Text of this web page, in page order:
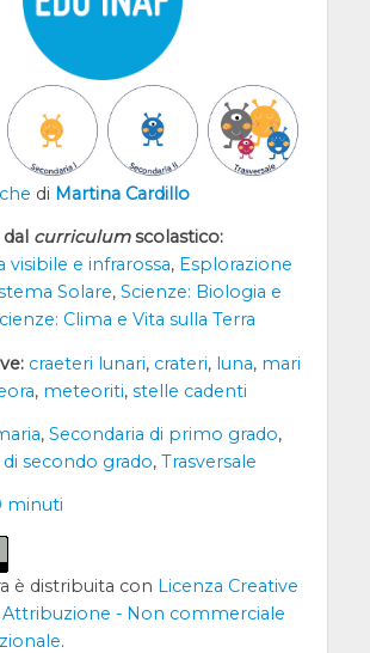
di Martina Cardillo
curriculumscolastico:
visibile e infrarossa, Esplorazione
Solare, Scienze: Biologia e
Clima e Vita sulla Terra
craeteri lunari, crateri, luna, mari
, meteoriti, stelle cadenti
, Secondaria di primo grado,
secondo grado, Trasversale
minuti
è distribuita con Licenza Creative
- Non commerciale
.